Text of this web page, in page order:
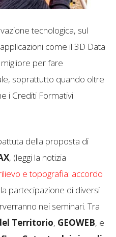
tecnologica, sul
come il 3D Data
per fare
soprattutto quando oltre
i Crediti Formativi
della proposta di
, (leggi la notizia
e topografia: accordo
partecipazione di diversi
nei seminari. Tra
Territorio, GEOWEB, e